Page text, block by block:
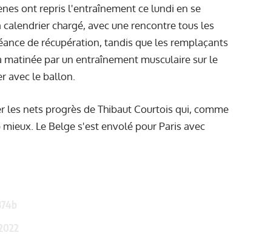
ont repris l'entraînement ce lundi en se
chargé, avec une rencontre tous les
de récupération, tandis que les remplaçants
par un entraînement musculaire sur le
avec le ballon.
nets progrès de Thibaut Courtois qui, comme
Le Belge s'est envolé pour Paris avec